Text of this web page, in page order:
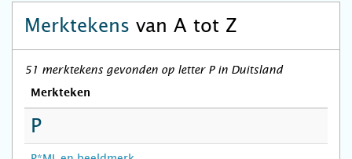
Merktekens van A tot Z
51 merktekens gevonden op letter P in Duitsland
Merkteken
P